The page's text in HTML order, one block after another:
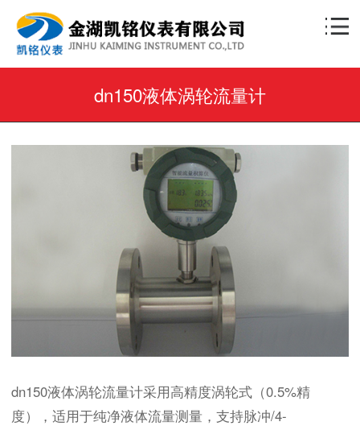
dn150液体涡轮流量计
dn150液体涡轮流量计采用高精度涡轮式（0.5%精
度），适用于纯净液体流量测量，支持脉冲/4-